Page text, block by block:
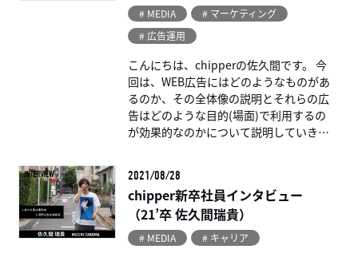
# MEDIA
# マーケティング
# 広告運用
こんにちは、chipperの佐久間です。 今
回は、WEB広告にはどのようなものがあ
るのか、その全体像の説明とそれらの広
告はどのような目的(場面)で利用するの
が効果的なのかについて説明していきま
2021/08/28
chipper新卒社員インタビュー
（21’卒 佐久間瑞貴）
# MEDIA # キャリア